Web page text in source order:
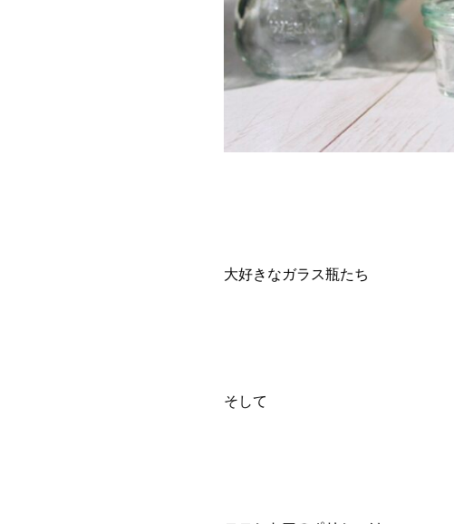
大好きなガラス瓶たち
そして